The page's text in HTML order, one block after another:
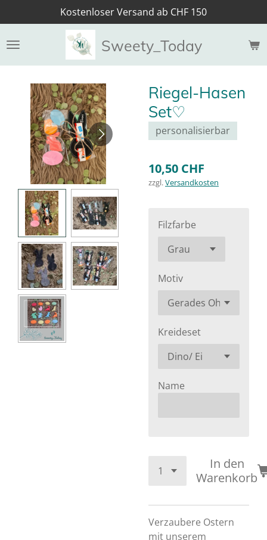
Hauptinhalt
springen
Sweety_Today
Kostenloser Versand ab CHF 150
Riegel-Hasen
Set♡
personalisierbar
10,50 CHF
zzgl.Versandkosten
Filzfarbe
Motiv
Kreideset
Name
In den
Warenkorb
Verzaubere Ostern
mit unserem